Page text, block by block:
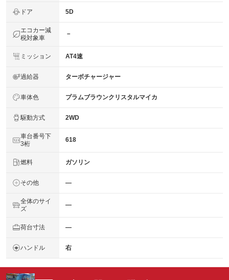
ドア 5D
エコカー減
税対象車
－
ミッション AT4速
過給器 ターボチャージャー
車体色 プラムブラウンクリスタルマイカ
駆動方式 2WD
車台番号下
3桁
618
燃料 ガソリン
その他 ―
全体のサイ
ズ
―
荷台寸法 ―
ハンドル 右